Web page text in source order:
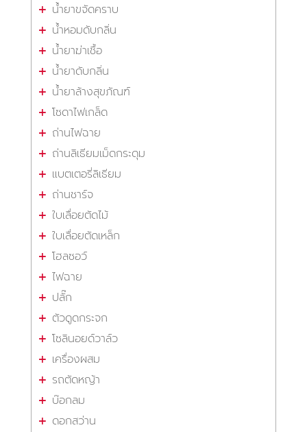
น้ำยาขจัดคราบ
น้ำหอมดับกลิ่น
น้ำยาฆ่าเชื้อ
น้ำยาดับกลิ่น
น้ำยาล้างสุขภัณฑ์
โซดาไฟเกล็ด
ถ่านไฟฉาย
ถ่านลิเธียมเม็ดกระดุม
แบตเตอรี่ลิเธียม
ถ่านชาร์จ
ใบเลื่อยตัดไม้
ใบเลื่อยตัดเหล็ก
โฮลซอว์
ไฟฉาย
ปลั๊ก
ตัวดูดกระจก
โซลินอยด์วาล์ว
เครื่องผสม
รถตัดหญ้า
บ๊อกลม
ดอกสว่าน